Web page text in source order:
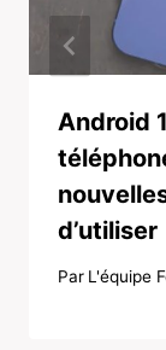
Android
d’utiliser
Par L'équipe